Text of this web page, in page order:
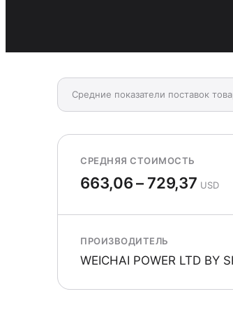
Средние показатели поставок
СРЕДНЯЯ СТОИМОСТЬ
663,06 – 729,37 USD
ПРОИЗВОДИТЕЛЬ
WEICHAI POWER LTD BY